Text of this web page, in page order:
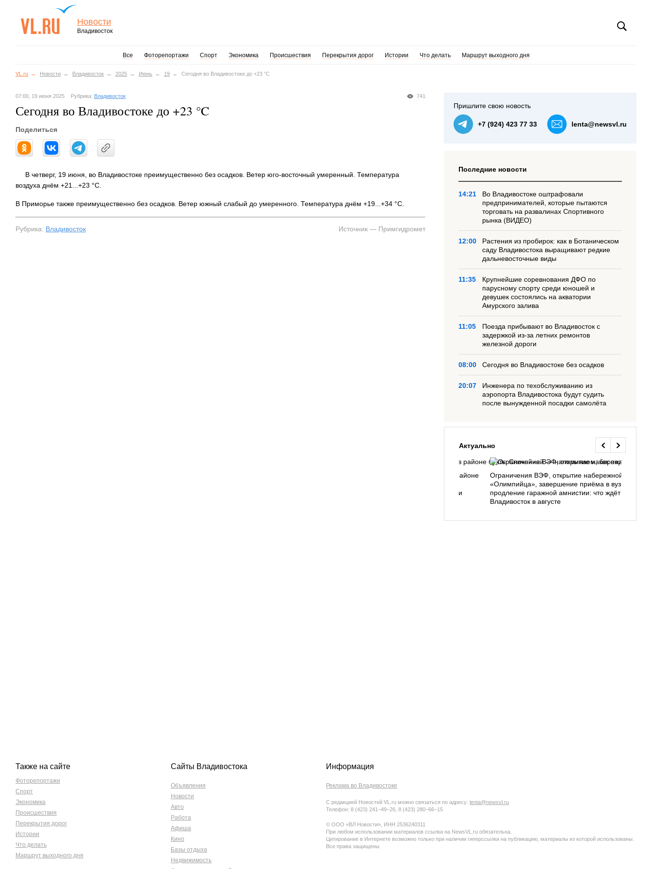
Новости
Владивосток
Все Фоторепортажи Спорт Экономика Происшествия Перекрытия дорог Истории Что делать Маршрут выходного дня
VL.ru Новости Владивосток 2025 Июнь 19 Сегодня во Владивостоке до +23 °C
741
07:00, 19 июня 2025 Рубрика: Владивосток
Сегодня во Владивостоке до +23 °C
Поделиться
В четверг, 19 июня, во Владивостоке преимущественно без осадков. Ветер юго-восточный умеренный. Температура
воздуха днём +21...+23 °C.
В Приморье также преимущественно без осадков. Ветер южный слабый до умеренного. Температура днём +19...+34 °C.
Рубрика: Владивосток Источник — Примгидромет
Пришлите свою новость
+7 (924) 423 77 33 lenta@newsvl.ru
Последние новости
14:21
Во Владивостоке оштрафовали
предпринимателей, которые пытаются
торговать на развалинах Спортивного
рынка (ВИДЕО)
12:00
Растения из пробирок: как в Ботаническом
саду Владивостока выращивают редкие
дальневосточные виды
11:35
Крупнейшие соревнования ДФО по
парусному спорту среди юношей и
девушек состоялись на акватории
Амурского залива
11:05
Поезда прибывают во Владивосток с
задержкой из-за летних ремонтов
железной дороги
08:00 Сегодня во Владивостоке без осадков
20:07
Инженера по техобслуживанию из
аэропорта Владивостока будут судить
после вынужденной посадки самолёта
Актуально
Семья с ребёнком заблудилась в лесу в районе
подготовиться к походу, и что делать, если
Ограничения ВЭФ, открытие набережной у
«Олимпийца», завершение приёма в вузы,
продление гаражной амнистии: что ждёт
Владивосток в августе
Также на сайте
Фоторепортажи
Спорт
Экономика
Происшествия
Перекрытия дорог
Истории
Что делать
Маршрут выходного дня
Сайты Владивостока
Объявления
Новости
Авто
Работа
Афиша
Кино
Базы отдыха
Недвижимость
Информация
Реклама во Владивостоке
С редакцией Новостей VL.ru можно связаться по адресу: lenta@newsvl.ru
Телефон: 8 (423) 241−49−26, 8 (423) 280−66−15
© ООО «ВЛ Новости», ИНН 2536240311
При любом использовании материалов ссылка на NewsVL.ru обязательна.
Цитирование в Интернете возможно только при наличии гиперссылки на публикацию, материалы из которой использованы.
Все права защищены.